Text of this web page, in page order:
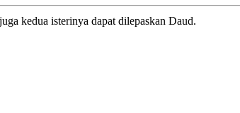
kedua isterinya dapat dilepaskan Daud.